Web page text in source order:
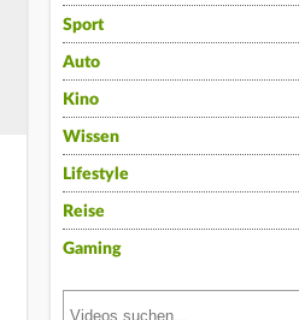
Sport
Auto
Kino
Wissen
Lifestyle
Reise
Gaming